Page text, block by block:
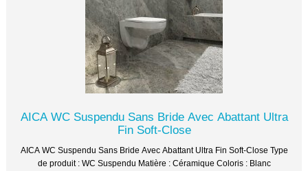
AICA WC Suspendu Sans Bride Avec Abattant Ultra
Fin Soft-Close
AICA WC Suspendu Sans Bride Avec Abattant Ultra Fin Soft-Close Type
de produit : WC Suspendu Matière : Céramique Coloris : Blanc